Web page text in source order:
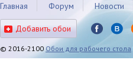
Главная Форум Новости
Добавить обои
© 2016-2100Обои для рабочего стола